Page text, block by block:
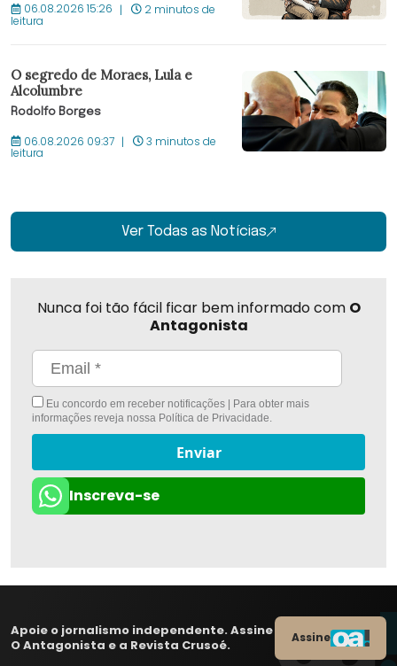
06.08.2026 15:26 2 minutos de
leitura
O segredo de Moraes, Lula e
Alcolumbre
Rodolfo Borges
06.08.2026 09:37 3 minutos de
leitura
Ver Todas as Notícias
Nunca foi tão fácil ficar bem informado com O
Antagonista
Eu concordo em receber notificações | Para obter mais
informações reveja nossa Política de Privacidade.
Enviar
Inscreva-se
Apoie o jornalismo independente. Assine
O Antagonista e a Revista Crusoé.
Assine